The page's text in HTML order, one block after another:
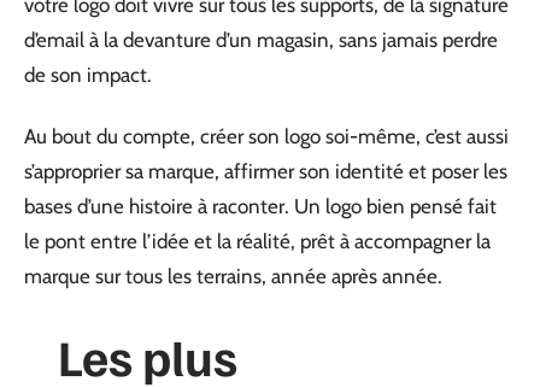
d’email à la devanture d’un magasin, sans jamais perdre
de son impact.
Au bout du compte, créer son logo soi-même, c’est aussi
s’approprier sa marque, affirmer son identité et poser les
bases d’une histoire à raconter. Un logo bien pensé fait
le pont entre l’idée et la réalité, prêt à accompagner la
marque sur tous les terrains, année après année.
Les plus